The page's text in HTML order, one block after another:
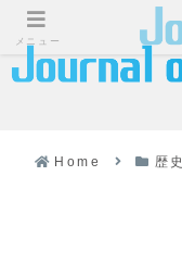
Home 歴史
メニュー